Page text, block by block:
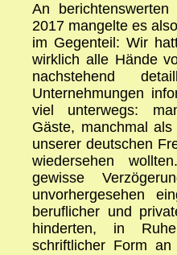
An berichtenswerten
2017 mangelte es
im Gegenteil: Wir
wirklich alle Hände
nachstehend
Unternehmungen
viel unterwegs:
Gäste, manchmal
unserer deutschen
wiedersehen
gewisse
unvorhergesehen
beruflicher und
hinderten, in
schriftlicher Form